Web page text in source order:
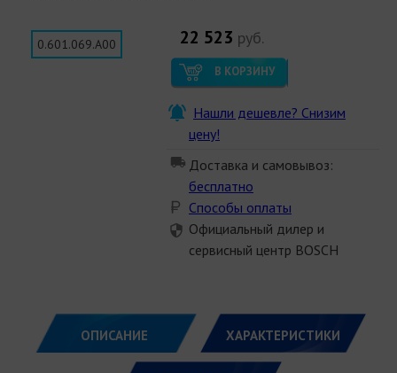
22 523 руб.
В КОРЗИНУ
Нашли дешевле? Снизим
цену!
Доставка и самовывоз:
бесплатно
Способы оплаты
Официальный дилер и
сервисный центр BOSCH
0.601.069.A00
ОПИСАНИЕ ХАРАКТЕРИСТИКИ